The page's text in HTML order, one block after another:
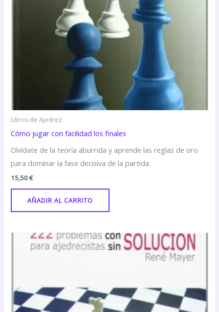
Libros de Ajedrez
Cómo jugar con facilidad los finales
Olvídate de la teoría aburrida y aprende las reglas de oro
para dominar la fase decisiva de la partida.
15,50€
AÑADIR AL CARRITO